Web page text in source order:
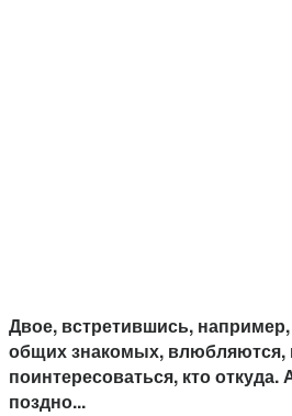
Двое, встретившись,
общих знакомых, влюбляются,
поинтересоваться, кто откуда.
поздно...